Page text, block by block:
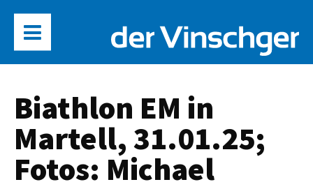
Biathlon EM in
Martell, 31.01.25;
Fotos: Michael